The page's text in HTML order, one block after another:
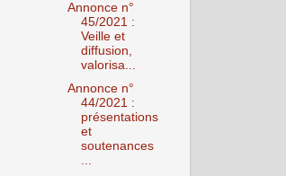
Annonce n°
45/2021 :
Veille et
diffusion,
valorisa...
Annonce n°
44/2021 :
présentations
et
soutenances
...